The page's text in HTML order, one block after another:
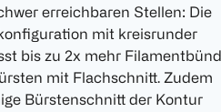
erreichbaren Stellen: Die
mit kreisrunder
bis zu 2x mehr
mit Flachschnitt. Zudem
Bürstenschnitt der Kontur